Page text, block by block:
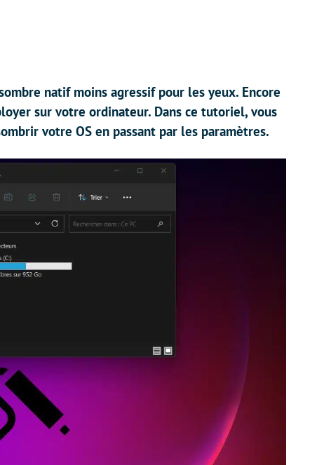
natif moins agressif pour les yeux. Encore
sur votre ordinateur. Dans ce tutoriel, vous
votre OS en passant par les paramètres.